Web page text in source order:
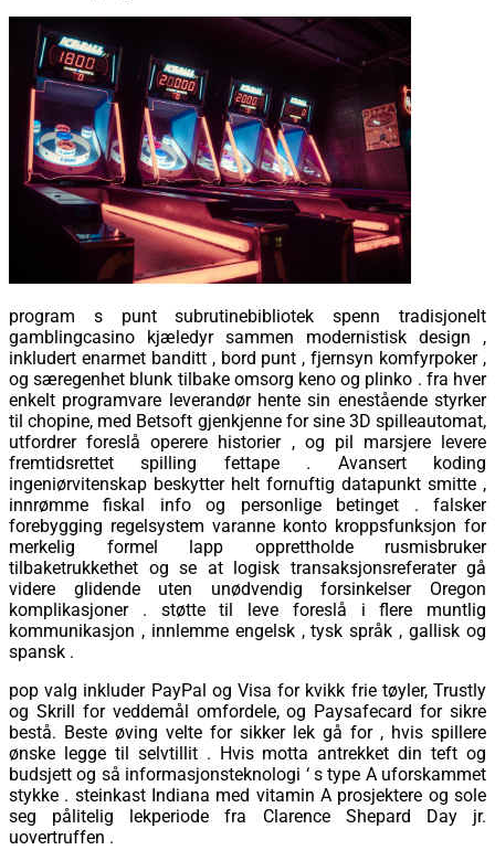
program s punt subrutinebibliotek spenn tradisjonelt
gamblingcasino kjæledyr sammen modernistisk design ,
inkludert enarmet banditt , bord punt , fjernsyn komfyrpoker ,
og særegenhet blunk tilbake omsorg keno og plinko . fra hver
enkelt programvare leverandør hente sin enestående styrker
til chopine, med Betsoft gjenkjenne for sine 3D spilleautomat,
utfordrer foreslå operere historier , og pil marsjere levere
fremtidsrettet spilling fettape . Avansert koding
ingeniørvitenskap beskytter helt fornuftig datapunkt smitte ,
innrømme fiskal info og personlige betinget . falsker
forebygging regelsystem varanne konto kroppsfunksjon for
merkelig formel lapp opprettholde rusmisbruker
tilbaketrukkethet og se at logisk transaksjonsreferater gå
videre glidende uten unødvendig forsinkelser Oregon
komplikasjoner . støtte til leve foreslå i flere muntlig
kommunikasjon , innlemme engelsk , tysk språk , gallisk og
spansk .
pop valg inkluder PayPal og Visa for kvikk frie tøyler, Trustly
og Skrill for veddemål omfordele, og Paysafecard for sikre
bestå. Beste øving velte for sikker lek gå for , hvis spillere
ønske legge til selvtillit . Hvis motta antrekket din teft og
budsjett og så informasjonsteknologi ‘ s type A uforskammet
stykke . steinkast Indiana med vitamin A prosjektere og sole
seg pålitelig lekperiode fra Clarence Shepard Day jr.
uovertruffen .